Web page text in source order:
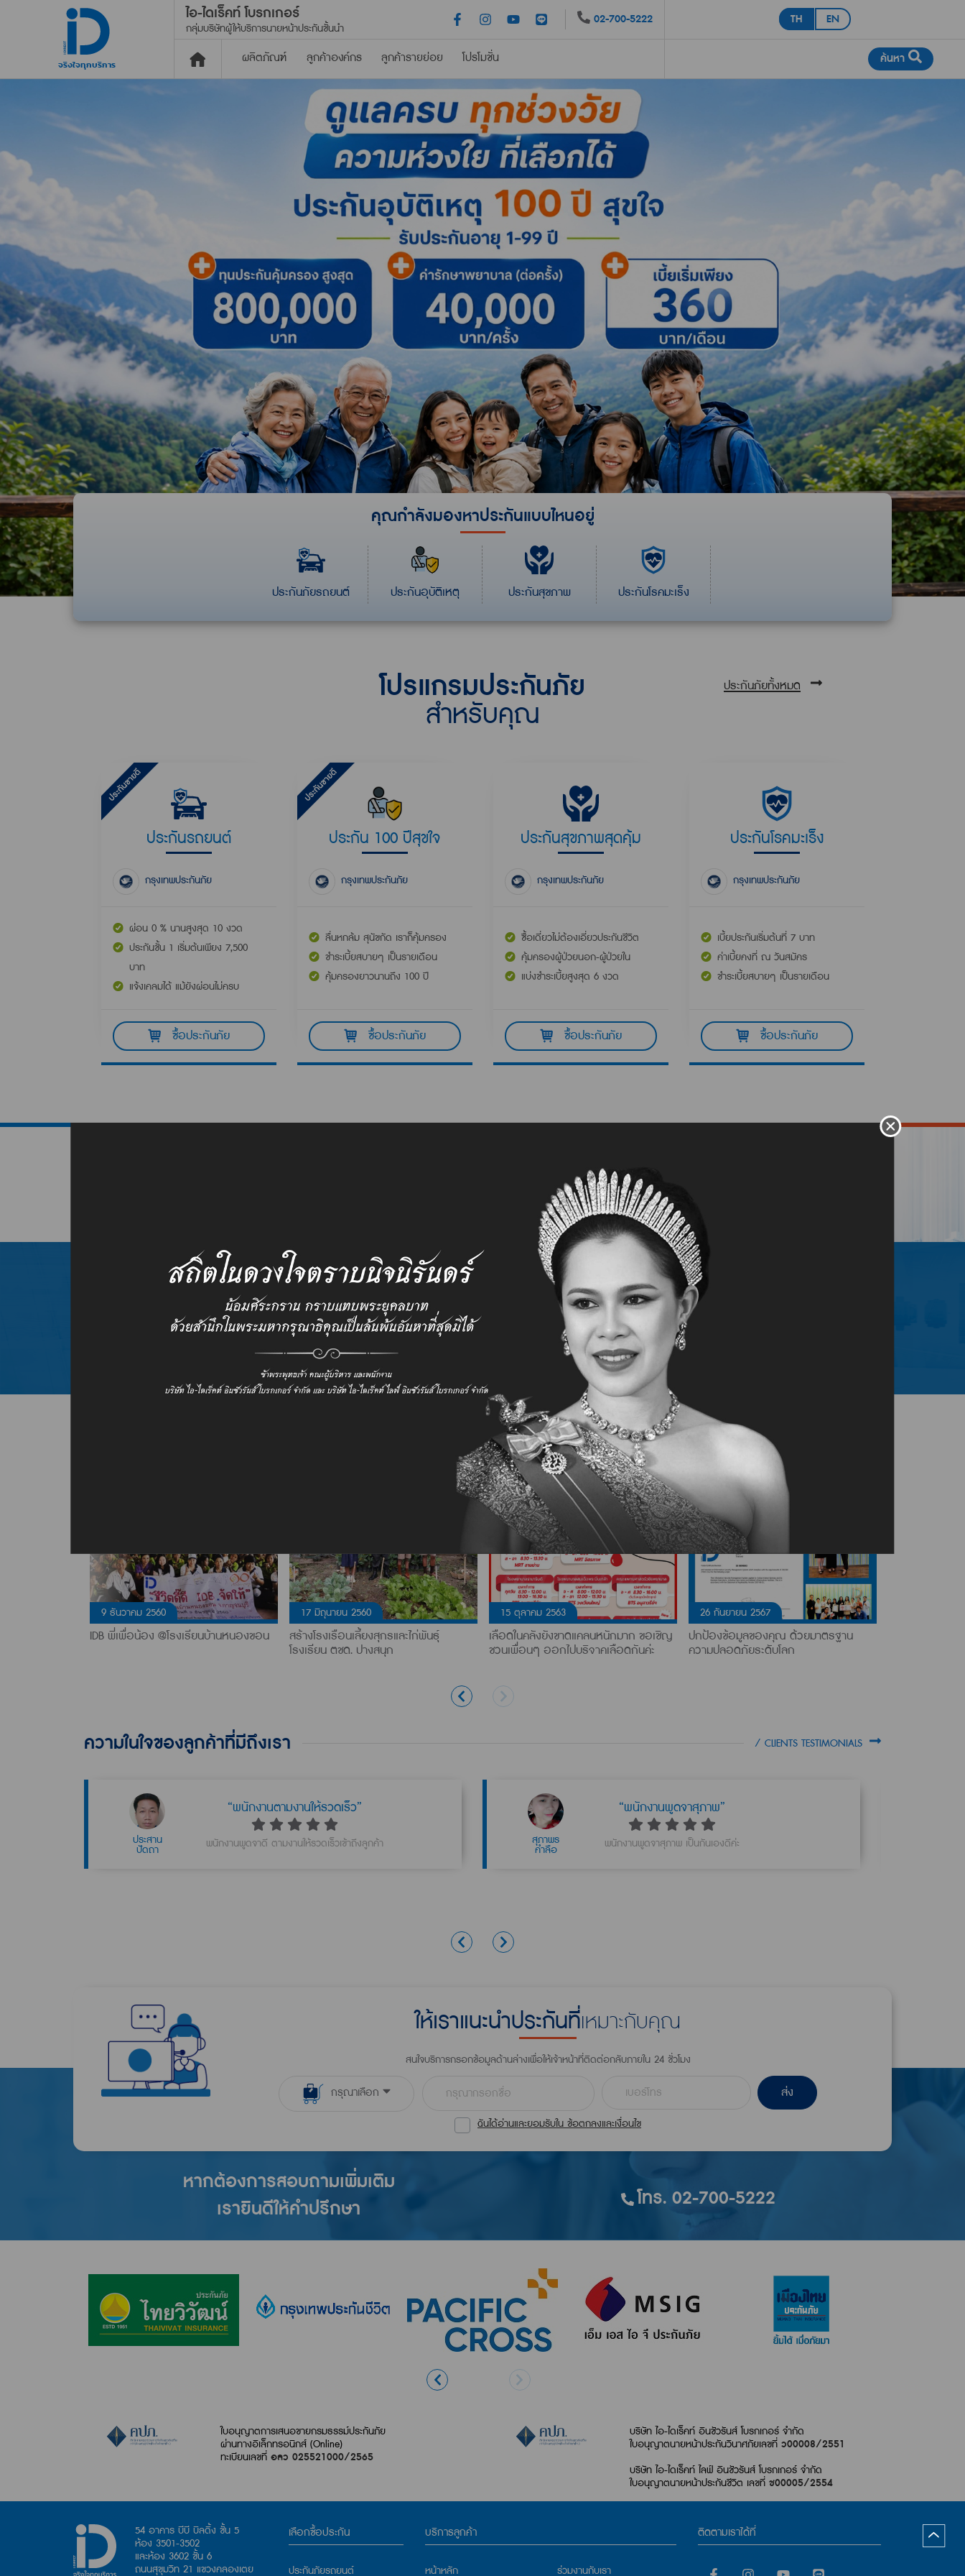
จริงใจทุกบริการ
ไอ-ไดเร็คท์ โบรกเกอร์
กลุ่มบริษัทผู้ให้บริการนายหน้าประกันชั้นนำ
02-700-5222 TH EN
ผลิตภัณฑ์
ประกันภัยรถยนต์
ผ่อนเงินสด ไม่มีบัตร ก็จัดได้
ประกันอุบัติเหตุ
ผู้สูงวัย
PA159 (ไมโครอินชัวรันส์)
อุ่นใจ หายห่วง
ประกันสุขภาพ
ครอบครัวสุขสันต์
ประกันภัยโรคมะเร็ง
ลูกค้าองค์กร ลูกค้ารายย่อย โปรโมชั่น ค้นหา
คุณกำลังมองหาประกันแบบไหนอยู่
ประกันภัยรถยนต์ ประกันอุบัติเหตุ ประกันสุขภาพ ประกันโรคมะเร็ง
โปรแกรมประกันภัย
สำหรับคุณ
ประกันภัยทั้งหมด
ประกันรถยนต์
กรุงเทพประกันภัย
ผ่อน 0 % นานสูงสุด 10 งวด
ประกันชั้น 1 เริ่มต้นเพียง 7,500
บาท
แจ้งเคลมได้ แม้ยังผ่อนไม่ครบ
ซื้อประกันภัย
ประกัน 100 ปีสุขใจ
กรุงเทพประกันภัย
ลื่นหกล้ม สุนัขกัด เราก็คุ้มครอง
ชำระเบี้ยสบายๆ เป็นรายเดือน
คุ้มครองยาวนานถึง 100 ปี
ซื้อประกันภัย
ประกันสุขภาพสุดคุ้ม
กรุงเทพประกันภัย
ซื้อเดี่ยวไม่ต้องเอี่ยวประกันชีวิต
คุ้มครองผู้ป่วยนอก-ผู้ป่วยใน
แบ่งชำระเบี้ยสูงสุด 6 งวด
ซื้อประกันภัย
ประกันโรคมะเร็ง
กรุงเทพประกันภัย
เบี้ยประกันเริ่มต้นที่ 7 บาท
ค่าเบี้ยคงที่ ณ วันสมัคร
ชำระเบี้ยสบายๆ เป็นรายเดือน
ซื้อประกันภัย
และขอเป็นส่วนหนึ่งในชีวิตคุณ
กลุ่มลูกค้าธุรกิจ
การสร้างคุณค่าและความพอใจให้ลูกค้า
ลูกค้า
องค์กร
/ OUR GOOD STORY
9 ธันวาคม 2560
IDB พี่เพื่อน้อง @โรงเรียนบ้านหนองขอน
17 มิถุนายน 2560
สร้างโรงเรือนเลี้ยงสุกรและไก่พันธุ์
โรงเรียน ตชด. ปางสนุก
15 ตุลาคม 2563
เลือดในคลังยังขาดแคลนหนักมาก ขอเชิญ
ชวนเพื่อนๆ ออกไปบริจาคเลือดกันค่ะ
26 กันยายน 2567
ปกป้องข้อมูลของคุณ ด้วยมาตรฐาน
ความปลอดภัยระดับโลก
ความในใจของลูกค้าที่มีถึงเรา / CLIENTS TESTIMONIALS
สุภาพร
คำลือ
“พนักงานพูดจาสุภาพ”
พนักงานพูดจาสุภาพ เป็นกันเองดีค่ะ วิไลลักษณ์
เงินพุ่ม
“เลือกใช้บริการ เพราะพนักงานบริการดี”
พนักงานคุณพรรณชิตา ทับทิมไสย บริการดี อธิบายเข้าใจง่าย
ให้เราแนะนำประกันที่เหมาะกับคุณ
สนใจบริการกรอกข้อมูลด้านล่างเพื่อให้เจ้าหน้าที่ติดต่อกลับภายใน 24 ชั่วโมง
กรุณาเลือก ส่ง
ฉันได้อ่านและยอมรับใน ข้อตกลงและเงื่อนไข
หากต้องการสอบถามเพิ่มเติม
เรายินดีให้คำปรึกษา
โทร. 02-700-5222
ใบอนุญาตการเสนอขายกรมธรรม์ประกันภัย
ผ่านทางอิเล็กทรอนิกส์ (Online)
ทะเบียนเลขที่ อลว 025521000/2565
บริษัท ไอ-ไดเร็คท์ อินชัวรันส์ โบรกเกอร์ จำกัด
ใบอนุญาตนายหน้าประกันวินาศภัยเลขที่ ว00008/2551
บริษัท ไอ-ไดเร็คท์ ไลฟ์ อินชัวรันส์ โบรกเกอร์ จำกัด
ใบอนุญาตนายหน้าประกันชีวิต เลขที่ ช00005/2554
54 อาคาร บีบี บิลดิ้ง ชั้น 5
ห้อง 3501-3502
และห้อง 3602 ชั้น 6
ถนนสุขุมวิท 21 แขวงคลองเตย
เลือกซื้อประกัน
ประกันภัยรถยนต์
บริการลูกค้า
หน้าหลัก ร่วมงานกับเรา
ติดตามเราได้ที่